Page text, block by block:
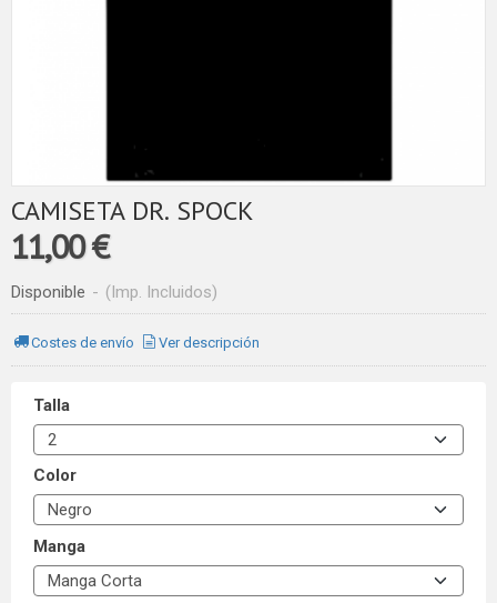
CAMISETA DR. SPOCK
11,00 €
Disponible - (Imp. Incluidos)
Costes de envío Ver descripción
Talla
Color
Manga